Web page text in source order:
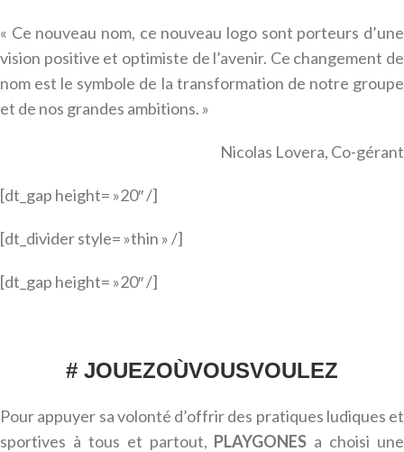
« Ce nouveau nom, ce nouveau logo sont porteurs d’une
vision positive et optimiste de l’avenir. Ce changement de
nom est le symbole de la transformation de notre groupe
et de nos grandes ambitions. »
Nicolas Lovera, Co-gérant
[dt_gap height= »20″ /]
[dt_divider style= »thin » /]
[dt_gap height= »20″ /]
# JOUEZOÙVOUSVOULEZ
Pour appuyer sa volonté d’offrir des pratiques ludiques et
sportives à tous et partout, PLAYGONES a choisi une